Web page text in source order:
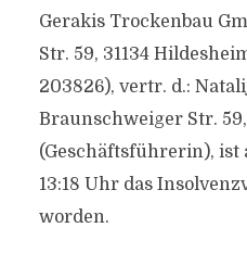
Gerakis Trockenbau
Str. 59, 31134
203826), vertr. d.:
Braunschweiger Str.
(Geschäftsführerin), ist
13:18 Uhr das
worden.